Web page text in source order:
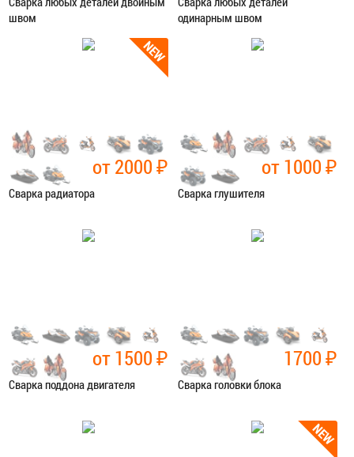
швом
Сварочные работы
одинарным швом
Сварочные работы
от 2000₽
Сварка радиатора
Сварочные работы
от 1000₽
Сварка глушителя
Сварочные работы
от 1500₽
Сварка поддона двигателя
Сварочные работы
1700₽
Сварка головки блока
Сварочные работы